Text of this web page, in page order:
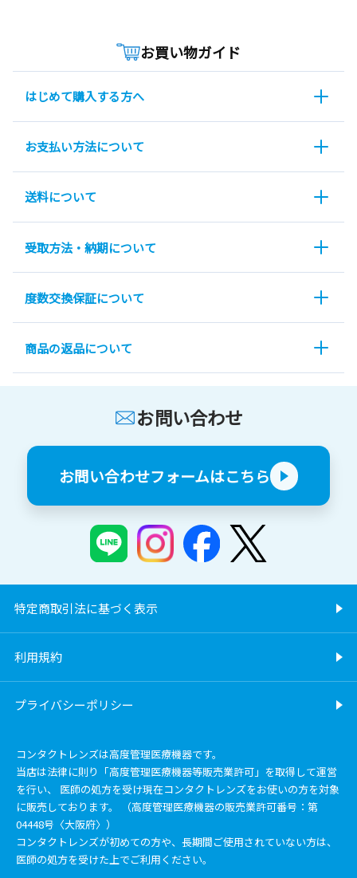
お買い物ガイド
はじめて購入する方へ
お支払い方法について
送料について
受取方法・納期について
度数交換保証について
商品の返品について
お問い合わせ
お問い合わせフォームはこちら
特定商取引法に基づく表示
利用規約
プライバシーポリシー
コンタクトレンズは高度管理医療機器です。
当店は法律に則り「高度管理医療機器等販売業許可」を取得して運営
を行い、 医師の処方を受け現在コンタクトレンズをお使いの方を対象
に販売しております。 （高度管理医療機器の販売業許可番号：第
04448号〈大阪府〉）
コンタクトレンズが初めての方や、長期間ご使用されていない方は、
医師の処方を受けた上でご利用ください。